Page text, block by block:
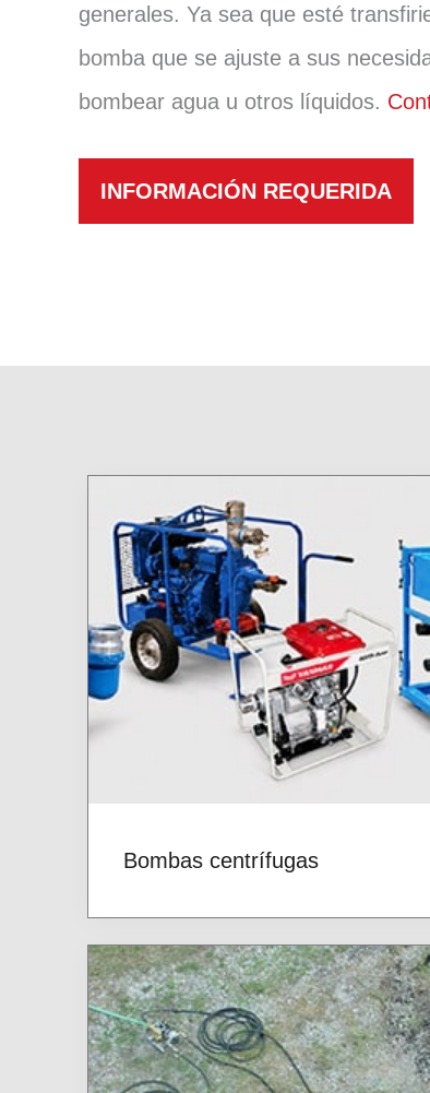
generales. Ya sea que esté
bomba que se ajuste a sus
bombear agua u otros líquidos.
INFORMACIÓN REQUERIDA
Bombas centrífugas